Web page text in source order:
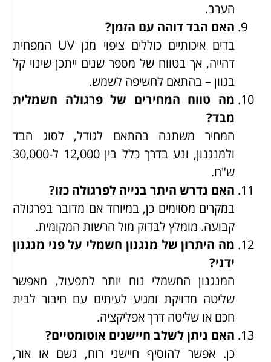
הערב.
האם הבד דוהה עם הזמן?
בדים איכותיים כוללים ציפוי מגן UV המפחית
דהייה, אך בטווח של מספר שנים ייתכן שינוי קל
בגוון – בהתאם לחשיפה לשמש.
מה טווח המחירים של פרגולה חשמלית
מבד?
המחיר משתנה בהתאם לגודל, לסוג הבד
ולמנגנון, ונע בדרך כלל בין 12,000 ל-30,000
ש"ח.
האם נדרש היתר בנייה לפרגולה כזו?
במקרים מסוימים כן, במיוחד אם מדובר בפרגולה
קבועה. מומלץ לבדוק מול הרשות המקומית.
מה היתרון של מנגנון חשמלי על פני מנגנון
ידני?
המנגנון החשמלי נוח יותר לתפעול, מאפשר
שליטה מדויקת ומגיע לעיתים עם חיבור לבית
חכם או שליטה דרך אפליקציה.
האם ניתן לשלב חיישנים אוטומטיים?
כן. אפשר להוסיף חיישני רוח, גשם או אור,